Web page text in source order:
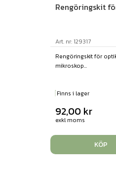
Rengöringskit
Art. nr: 129317
Rengöringskit för
mikroskop...
Finns i lager
92,00 kr
exkl moms
KÖP